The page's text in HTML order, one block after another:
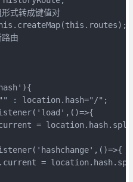
式转成键值对
由
: location.hash="/";
=
=